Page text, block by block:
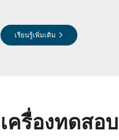
เรียนรู้เพิ่มเติม
เครื่องทดสอ